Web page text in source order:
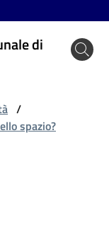
di
/
spazio?